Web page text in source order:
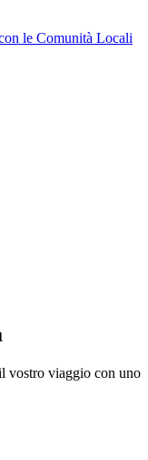
le Comunità Locali
vostro viaggio con uno